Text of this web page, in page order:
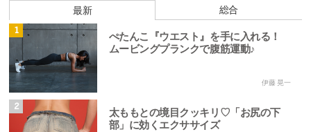
最新 総合
1
ぺたんこ『ウエスト』を手に入れる！
ムービングプランクで腹筋運動♪
伊藤 晃一
2
太ももとの境目クッキリ♡「お尻の下
部」に効くエクササイズ